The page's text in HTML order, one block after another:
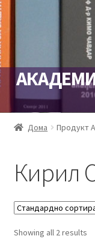
Skip
to
Skip
to
Продавница
Наплата
Портал Академик
Дома Продукт
Кирил
Showing all 2 results